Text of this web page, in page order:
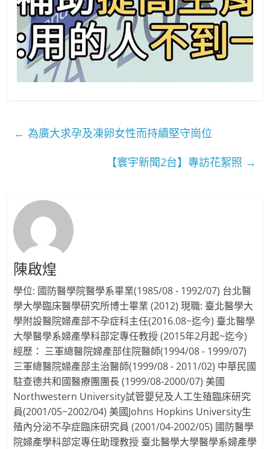
← 為廣大求孕及凍卵女性而持續堅守崗位
【寰宇新聞2台】專訪花絮照 →
陳啟煌
學位: 國防醫學院醫學系畢業(1985/08 - 1992/07) 台北醫
學大學臨床醫學研究所博士畢業 (2012) 現職: 臺北醫學大
學附設醫院婦產部不孕症科主任(2016.08~迄今) 臺北醫學
大學醫學系婦產學科部定專任教授 (2015年2月起~迄今)
經歷： 三軍總醫院婦產部住院醫師(1994/08 - 1999/07)
三軍總醫院婦產部主治醫師(1999/08 - 2011/02) 中華民國
駐查德共和國醫療團團長 (1999/08-2000/07) 美國
Northwestern University試管嬰兒及人工生殖臨床研究
員(2001/05~2002/04) 美國Johns Hopkins University生
殖內分泌不孕症臨床研究員 (2001/04-2002/05) 國防醫學
院婦產學科部定專任助理教授 臺北醫學大學醫學系婦產學